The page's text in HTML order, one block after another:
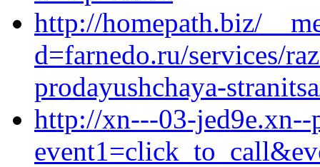
http://homepath.biz/
d=farnedo.ru/services/
prodayushchaya-
http://xn---03-